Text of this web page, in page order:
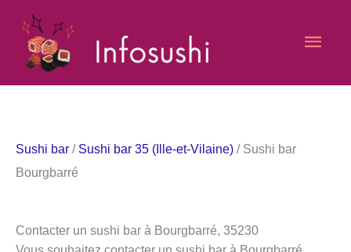
contenu
Sushi bar / Sushi bar 35 (Ille-et-Vilaine) / Sushi bar
Bourgbarré
Contacter un sushi bar à Bourgbarré, 35230